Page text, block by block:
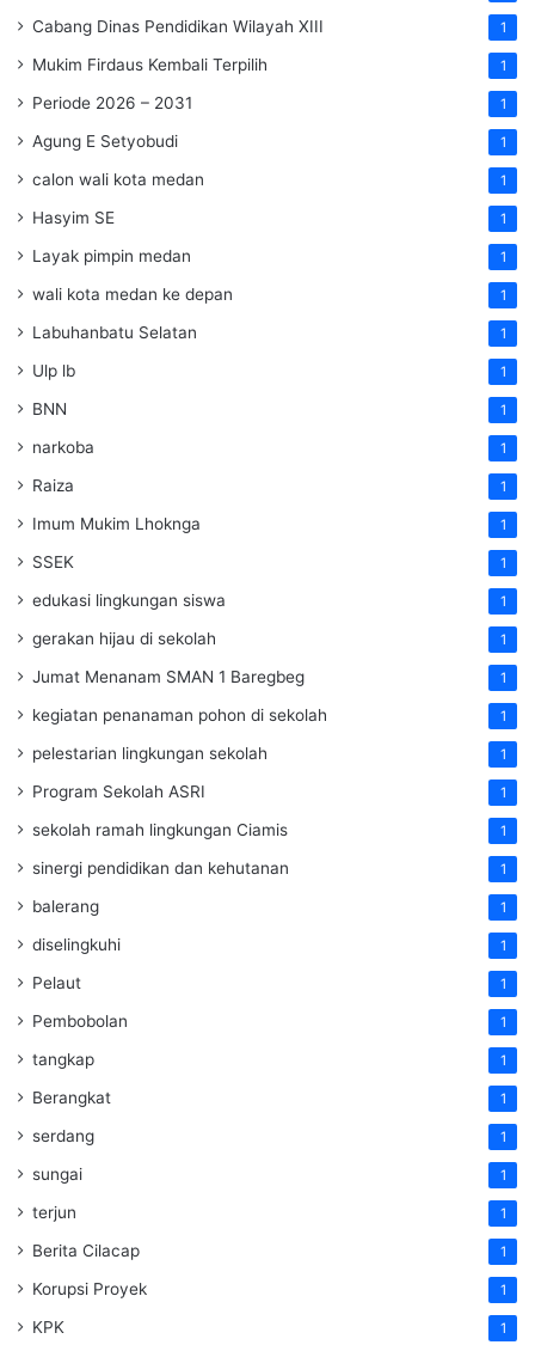
Cabang Dinas Pendidikan Wilayah XIII 1
Mukim Firdaus Kembali Terpilih 1
Periode 2026 – 2031 1
Agung E Setyobudi 1
calon wali kota medan 1
Hasyim SE 1
Layak pimpin medan 1
wali kota medan ke depan 1
Labuhanbatu Selatan 1
Ulp lb 1
BNN 1
narkoba 1
Raiza 1
Imum Mukim Lhoknga 1
SSEK 1
edukasi lingkungan siswa 1
gerakan hijau di sekolah 1
Jumat Menanam SMAN 1 Baregbeg 1
kegiatan penanaman pohon di sekolah 1
pelestarian lingkungan sekolah 1
Program Sekolah ASRI 1
sekolah ramah lingkungan Ciamis 1
sinergi pendidikan dan kehutanan 1
balerang 1
diselingkuhi 1
Pelaut 1
Pembobolan 1
tangkap 1
Berangkat 1
serdang 1
sungai 1
terjun 1
Berita Cilacap 1
Korupsi Proyek 1
KPK 1